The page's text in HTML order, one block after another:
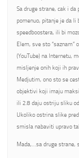
Sa druge strane, cak i
pomenuo, pitanje je da li
speedboostera, ili bi
Elem, sve sto
(YouTube) na Internetu,
misljenje onih koji ih
Medjutim, ono sto se
objektivi koji imaju
ili 2.8 daju ostriju sliku
Ukoliko ostrina slike
smisla nabaviti upravo
Mada,…sa druge strane,